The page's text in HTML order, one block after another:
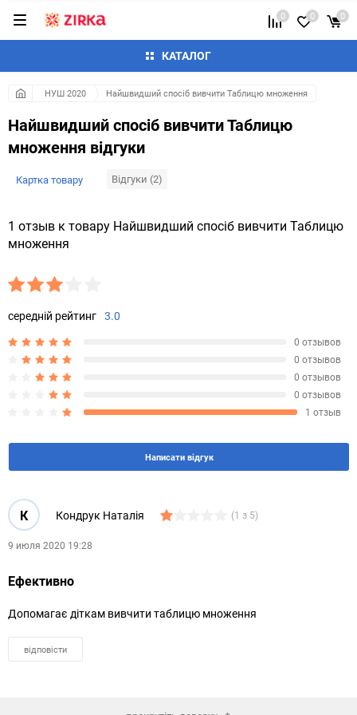
КАТАЛОГ
0 0 0
НУШ 2020 Найшвидший спосіб вивчити Таблицю множення
Найшвидший спосіб вивчити Таблицю
множення відгуки
Картка товару Відгуки (2)
1 отзыв к товару Найшвидший спосіб вивчити Таблицю
множення
3.0
середній рейтинг
0 отзывов
0 отзывов
0 отзывов
0 отзывов
1 отзыв
Написати відгук
К Кондрук Наталія (1 з 5)
9 июля 2020 19:28
Ефективно
Допомагає діткам вивчити таблицю множення
відповісти